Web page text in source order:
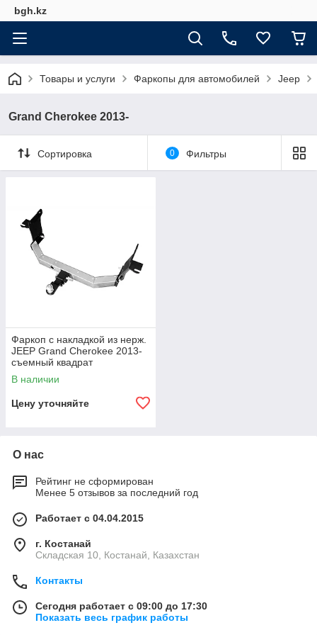
bgh.kz
Товары и услуги Фаркопы для автомобилей Jeep
Grand Cherokee 2013-
Сортировка 0 Фильтры
Фаркоп с накладкой из нерж.
JEEP Grand Cherokee 2013-
съемный квадрат
В наличии
Цену уточняйте
О нас
Рейтинг не сформирован
Менее 5 отзывов за последний год
Работает с 04.04.2015
г. Костанай
Складская 10, Костанай, Казахстан
Контакты
Сегодня работает с 09:00 до 17:30
Показать весь график работы